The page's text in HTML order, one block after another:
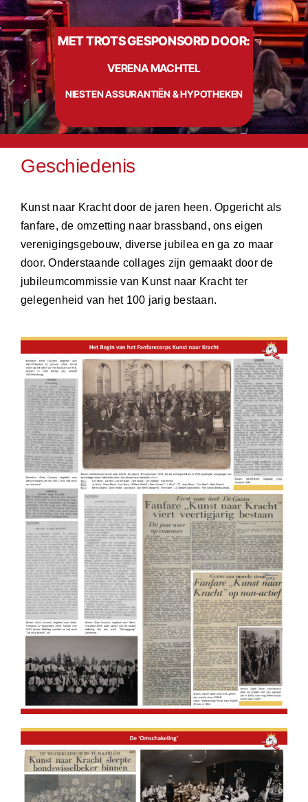
MET TROTS GESPONSORD DOOR:
VERENA MACHTEL
NIESTEN ASSURANTIËN & HYPOTHEKEN
Info
Contact
Geschiedenis
Kunst naar Kracht door de jaren heen. Opgericht als
fanfare, de omzetting naar brassband, ons eigen
verenigingsgebouw, diverse jubilea en ga zo maar
door. Onderstaande collages zijn gemaakt door de
jubileumcommissie van Kunst naar Kracht ter
gelegenheid van het 100 jarig bestaan.